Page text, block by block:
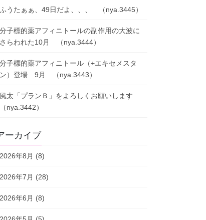
ふうたぁぁ、49日だよ、、、 （nya.3445）
分子標的薬アフィニトールの副作用の大波に
さらわれた10月 （nya.3444）
分子標的薬アフィニトール（+エキセメスタ
ン）登場 9月 （nya.3443）
風太「プランＢ」をよろしくお願いします
（nya.3442）
ーカイブ
2026年8月 (8)
2026年7月 (28)
2026年6月 (8)